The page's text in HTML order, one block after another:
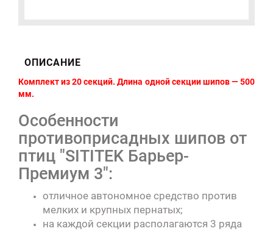
ОПИСАНИЕ
Комплект из 20 секций. Длина одной секции шипов — 500
мм.
Особенности
противоприсадных шипов от
птиц "SITITEK Барьер-
Премиум 3":
отличное автономное средство против
мелких и крупных пернатых;
на каждой секции располагаются 3 ряда